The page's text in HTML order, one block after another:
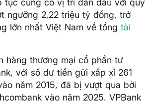
tục củng cố vị trí dẫn đầu với quy
ngưỡng 2,22 triệu tỷ đồng, trở
lớn nhất Việt Nam về tổng tài
hàng thương mại cổ phần tư
với số dư tiền gửi xấp xỉ 261
năm 2015, đã bị vượt qua bởi
vào năm 2025. VPBank